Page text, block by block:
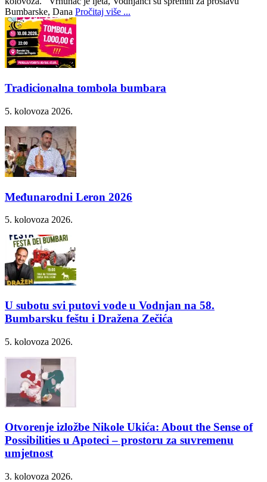
Bumbarske, Dana Pročitaj više ...
Tradicionalna tombola bumbara
5. kolovoza 2026.
Međunarodni Leron 2026
5. kolovoza 2026.
U subotu svi putovi vode u Vodnjan na 58.
Bumbarsku feštu i Dražena Zečića
5. kolovoza 2026.
Otvorenje izložbe Nikole Ukića: About the Sense of
Possibilities u Apoteci – prostoru za suvremenu
umjetnost
3. kolovoza 2026.